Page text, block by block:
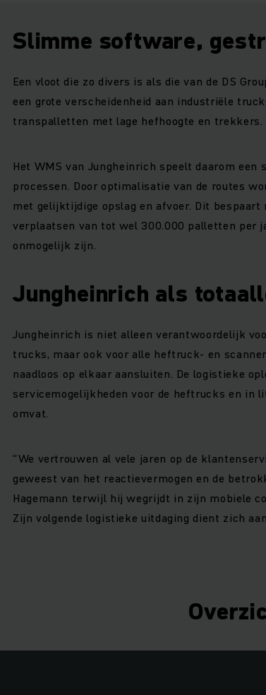
Slimme software,
Een vloot die zo divers is als die van de DS
een grote verscheidenheid aan industriële
transpalletten met lage hefhoogte en trekkers.
Het WMS van Jungheinrich speelt daarom
processen. Door optimalisatie van de routes
met gelijktijdige opslag en afvoer. Dit
verplaatsen van tot wel 300.000 palletten per
onmogelijk zijn.
Jungheinrich als
Jungheinrich is niet alleen verantwoordelijk
trucks, maar ook voor alle heftruck- en
naadloos op elkaar aansluiten. De logistieke
servicemogelijkheden voor de heftrucks en in
omvat.
“We vertrouwen al vele jaren op de
geweest van het reactievermogen en de
Hagemann terwijl hij wegrijdt in zijn mobiele
Zijn volgende logistieke uitdaging dient zich